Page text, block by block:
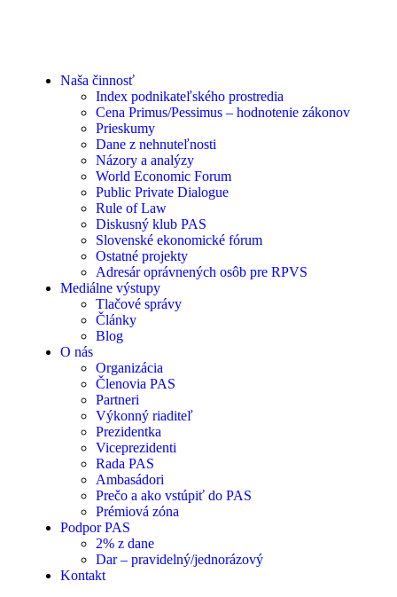
Naša činnosť
Index podnikateľského prostredia
Cena Primus/Pessimus – hodnotenie zákonov
Prieskumy
Dane z nehnuteľnosti
Názory a analýzy
World Economic Forum
Public Private Dialogue
Rule of Law
Diskusný klub PAS
Slovenské ekonomické fórum
Ostatné projekty
Adresár oprávnených osôb pre RPVS
Mediálne výstupy
Tlačové správy
Články
Blog
O nás
Organizácia
Členovia PAS
Partneri
Výkonný riaditeľ
Prezidentka
Viceprezidenti
Rada PAS
Ambasádori
Prečo a ako vstúpiť do PAS
Prémiová zóna
Podpor PAS
2% z dane
Dar – pravidelný/jednorázový
Kontakt